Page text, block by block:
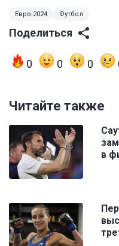
Евро-2024 Футбол
Поделиться
0 0 0
Читайте также
в